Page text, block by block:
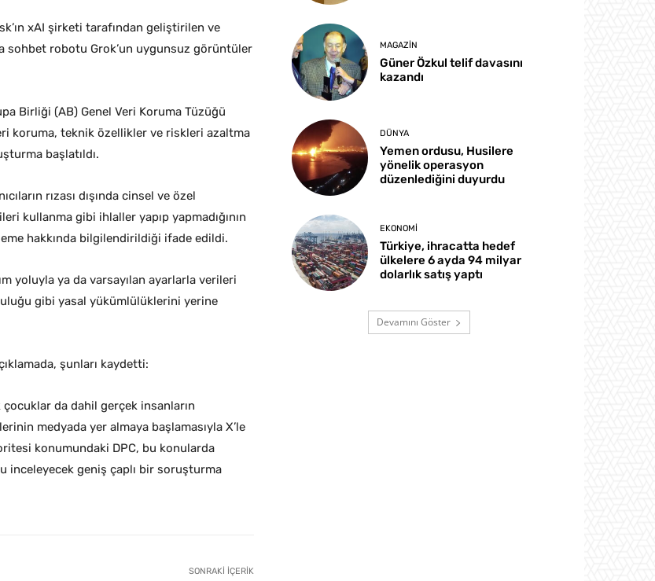
xAI şirketi tarafından geliştirilen ve
sohbet robotu Grok’un uygunsuz görüntüler
Birliği (AB) Genel Veri Koruma Tüzüğü
koruma, teknik özellikler ve riskleri azaltma
başlatıldı.
rızası dışında cinsel ve özel
kullanma gibi ihlaller yapıp yapmadığının
hakkında bilgilendirildiği ifade edildi.
yoluyla ya da varsayılan ayarlarla verileri
gibi yasal yükümlülüklerini yerine
şunları kaydetti:
çocuklar da dahil gerçek insanların
medyada yer almaya başlamasıyla X’le
konumundaki DPC, bu konularda
inceleyecek geniş çaplı bir soruşturma
SONRAKI İÇERIK
MAGAZIN
Güner Özkul telif davasını
kazandı
DÜNYA
Yemen ordusu, Husilere
yönelik operasyon
düzenlediğini duyurdu
EKONOMI
Türkiye, ihracatta hedef
ülkelere 6 ayda 94 milyar
dolarlık satış yaptı
Devamını Göster